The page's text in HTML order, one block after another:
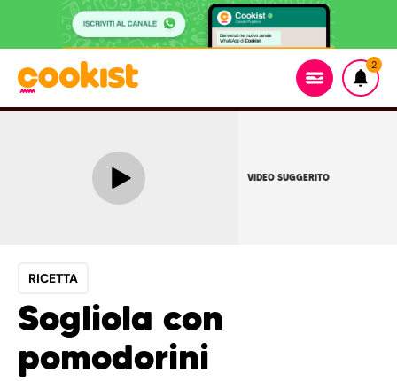
2
VIDEO SUGGERITO
RICETTA
Sogliola con
pomodorini